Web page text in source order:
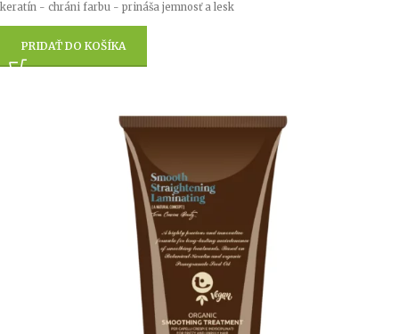
keratín - chráni farbu - prináša jemnosť a lesk
PRIDAŤ DO KOŠÍKA